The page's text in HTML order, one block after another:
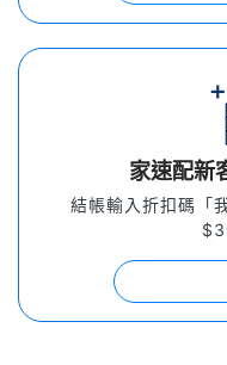
家速配新
結帳輸入折扣碼「